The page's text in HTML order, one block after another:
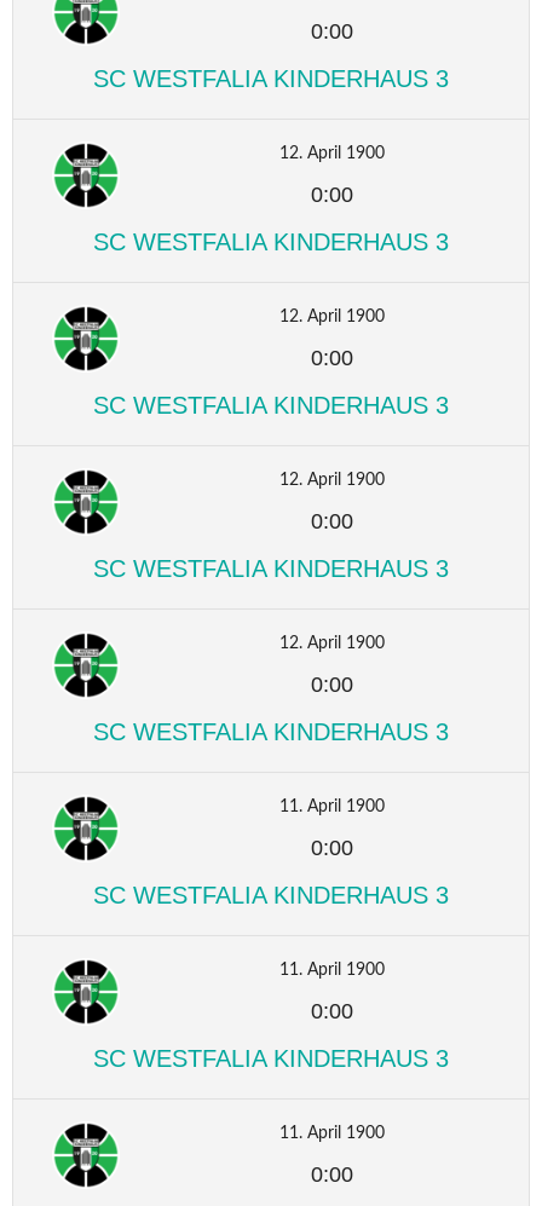
0:00
SC WESTFALIA KINDERHAUS 3
12. April 1900
0:00
SC WESTFALIA KINDERHAUS 3
12. April 1900
0:00
SC WESTFALIA KINDERHAUS 3
12. April 1900
0:00
SC WESTFALIA KINDERHAUS 3
12. April 1900
0:00
SC WESTFALIA KINDERHAUS 3
11. April 1900
0:00
SC WESTFALIA KINDERHAUS 3
11. April 1900
0:00
SC WESTFALIA KINDERHAUS 3
11. April 1900
0:00